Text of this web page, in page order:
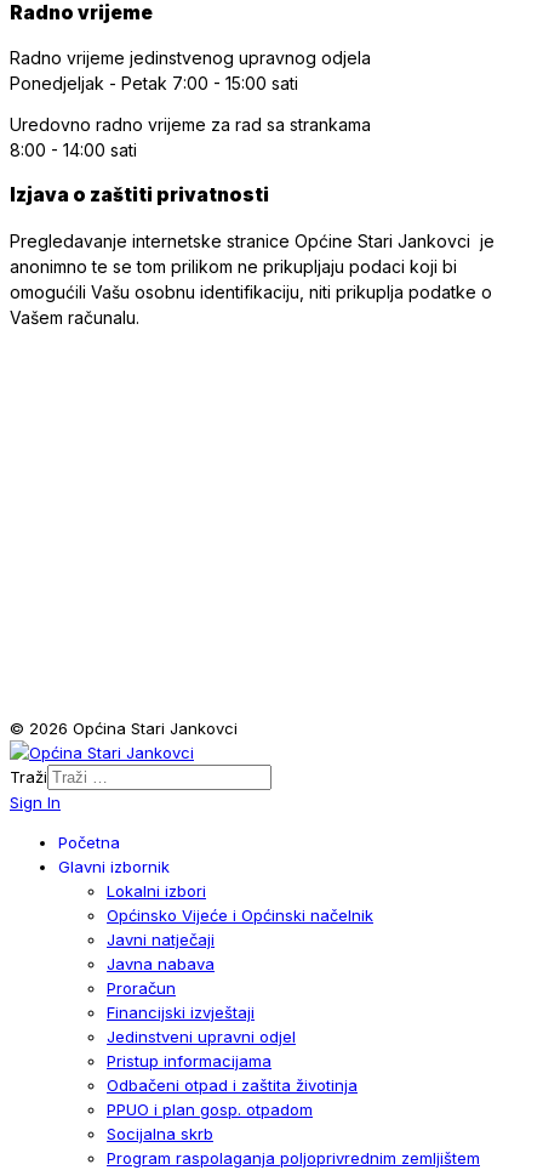
Radno vrijeme
Radno vrijeme jedinstvenog upravnog odjela
Ponedjeljak - Petak 7:00 - 15:00 sati
Uredovno radno vrijeme za rad sa strankama
8:00 - 14:00 sati
Izjava o zaštiti privatnosti
Pregledavanje internetske stranice Općine Stari Jankovci je
anonimno te se tom prilikom ne prikupljaju podaci koji bi
omogućili Vašu osobnu identifikaciju, niti prikuplja podatke o
Vašem računalu.
© 2026 Općina Stari Jankovci
Traži
Sign In
Početna
Glavni izbornik
Lokalni izbori
Općinsko Vijeće i Općinski načelnik
Javni natječaji
Javna nabava
Proračun
Financijski izvještaji
Jedinstveni upravni odjel
Pristup informacijama
Odbačeni otpad i zaštita životinja
PPUO i plan gosp. otpadom
Socijalna skrb
Program raspolaganja poljoprivrednim zemljištem